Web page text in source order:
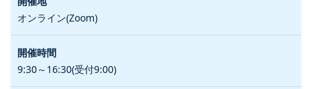
オンライン(Zoom)
9:30～16:30(受付9:00)